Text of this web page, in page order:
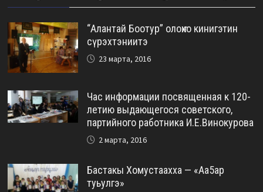
“Алантай Боотур” олоҥхо кинигэтин
сүрэхтэниитэ
23 марта, 2016
Час информации посвященная к 120-
летию выдающегося советского,
партийного работника И.Е.Винокурова
2 марта, 2016
Бастакы Хомустаахха — «Аа5ар
туьулгэ»